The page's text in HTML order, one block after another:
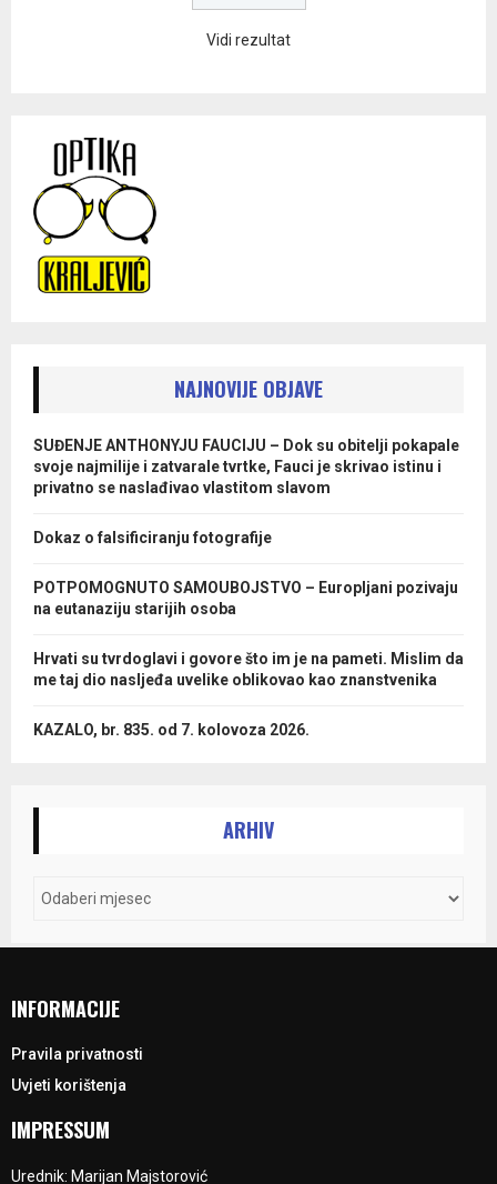
Vidi rezultat
NAJNOVIJE OBJAVE
SUĐENJE ANTHONYJU FAUCIJU – Dok su obitelji pokapale
svoje najmilije i zatvarale tvrtke, Fauci je skrivao istinu i
privatno se naslađivao vlastitom slavom
Dokaz o falsificiranju fotografije
POTPOMOGNUTO SAMOUBOJSTVO – Europljani pozivaju
na eutanaziju starijih osoba
Hrvati su tvrdoglavi i govore što im je na pameti. Mislim da
me taj dio nasljeđa uvelike oblikovao kao znanstvenika
KAZALO, br. 835. od 7. kolovoza 2026.
ARHIV
INFORMACIJE
Pravila privatnosti
Uvjeti korištenja
IMPRESSUM
Urednik: Marijan Majstorović